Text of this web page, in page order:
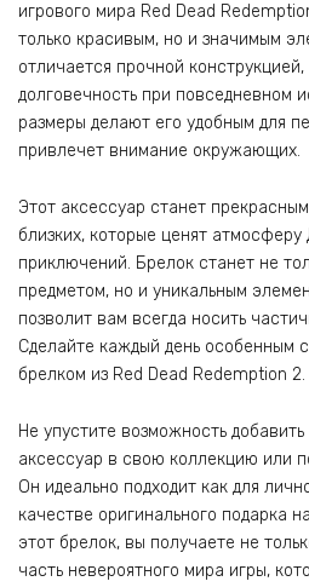
игрового мира Red Dead
только красивым, но и значимым
отличается прочной
долговечность при повседневном
размеры делают его удобным для
привлечет внимание окружающих.
Этот аксессуар станет
близких, которые ценят атмосферу
приключений. Брелок станет не
предметом, но и уникальным
позволит вам всегда носить
Сделайте каждый день особенным
брелком из Red Dead Redemption 2.
Не упустите возможность
аксессуар в свою коллекцию или
Он идеально подходит как для
качестве оригинального подарка
этот брелок, вы получаете не
часть невероятного мира игры,